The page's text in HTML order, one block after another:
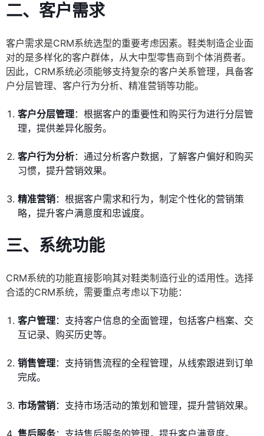
二、客户需求
客户需求是CRM系统选型的重要考虑因素。鞋类制造企业面
对的是多样化的客户群体，从大中型零售商到个体消费者。
因此，CRM系统必须能够支持复杂的客户关系管理，具备客
户分层管理、客户行为分析、精准营销等功能。
客户分层管理：根据客户的重要性和购买行为进行分层管
理，提供差异化服务。
客户行为分析：通过分析客户数据，了解客户偏好和购买
习惯，提升营销效果。
精准营销：根据客户需求和行为，制定个性化的营销策
略，提升客户满意度和忠诚度。
三、系统功能
CRM系统的功能直接影响其对鞋类制造行业的适用性。选择
合适的CRM系统，需要重点考虑以下功能：
客户管理：支持客户信息的全面管理，包括客户档案、交
互记录、购买历史等。
销售管理：支持销售流程的全程管理，从线索跟进到订单
完成。
市场营销：支持市场活动的策划和管理，提升营销效果。